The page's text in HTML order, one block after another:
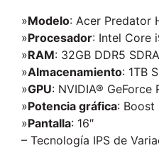
»Modelo: Acer Predator
»Procesador: Intel Core
»RAM: 32GB DDR5
»Almacenamiento: 1TB
»GPU: NVIDIA® GeForce
»Potencia gráfica: Boost
»Pantalla: 16″
– Tecnología IPS de